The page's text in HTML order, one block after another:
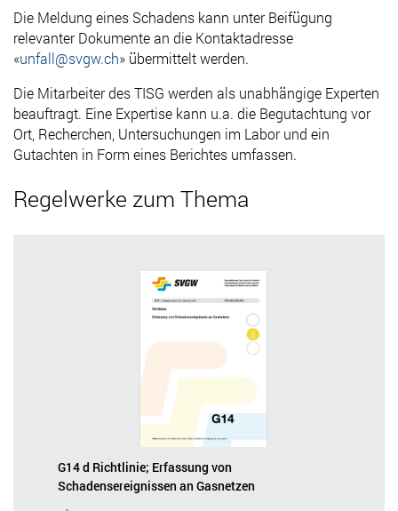
Die Meldung eines Schadens kann unter Beifügung
relevanter Dokumente an die Kontaktadresse
«unfall@svgw.ch» übermittelt werden.
Die Mitarbeiter des TISG werden als unabhängige Experten
beauftragt. Eine Expertise kann u.a. die Begutachtung vor
Ort, Recherchen, Untersuchungen im Labor und ein
Gutachten in Form eines Berichtes umfassen.
Regelwerke zum Thema
G14 d Richtlinie; Erfassung von
Schadensereignissen an Gasnetzen